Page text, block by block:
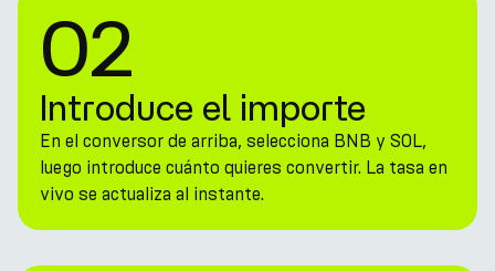
02
Introduce el importe
En el conversor de arriba, selecciona BNB y SOL,
luego introduce cuánto quieres convertir. La tasa en
vivo se actualiza al instante.